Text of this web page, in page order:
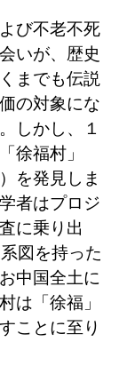
び不老不死
いが、歴史
までも伝説
の対象にな
しかし、１
徐福村」
を発見しま
者はプロジ
に乗り出
図を持った
中国全土に
は「徐福」
ことに至り